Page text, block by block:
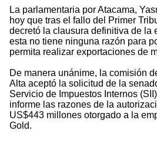
La parlamentaria por Atacama,
hoy que tras el fallo del Primer
decretó la clausura definitiva de la
esta no tiene ninguna razón para
permita realizar exportaciones de
De manera unánime, la comisión
Alta aceptó la solicitud de la
Servicio de Impuestos Internos
informe las razones de la
US$443 millones otorgado a la
Gold.